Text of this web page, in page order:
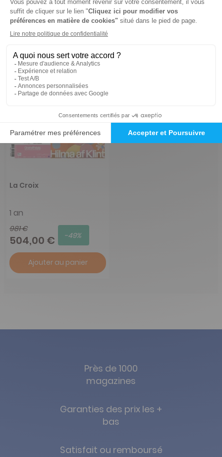
Ajouter au panier Ajouter au panier
La Croix
1 an
981 €
504,00 € -49%
Ajouter au panier
Près de 1000
magazines
Garanties des prix les +
bas
Satisfait ou remboursé